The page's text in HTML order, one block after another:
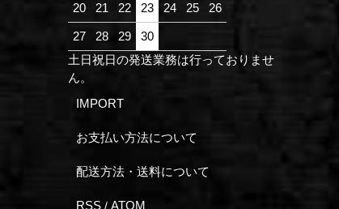
20 21 22 23 24 25 26
27 28 29
30
土日祝日の発送業務は行っておりませ
ん。
IMPORT
お支払い方法について
配送方法・送料について
RSS / ATOM